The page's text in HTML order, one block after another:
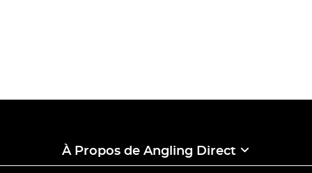
À Propos de Angling Direct